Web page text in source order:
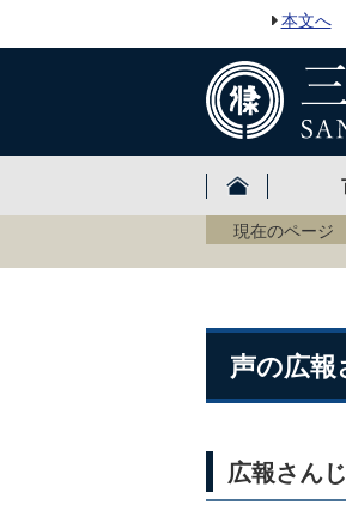
本文へ
現在のページ
声の広報
広報さん